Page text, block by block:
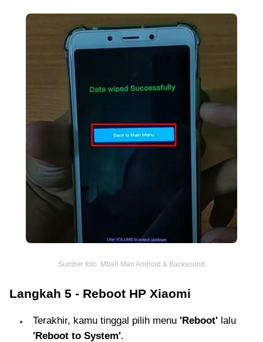
Sumber foto: Mbah Man Android & Backsound
Langkah 5 - Reboot HP Xiaomi
Terakhir, kamu tinggal pilih menu 'Reboot' lalu
'Reboot to System'.